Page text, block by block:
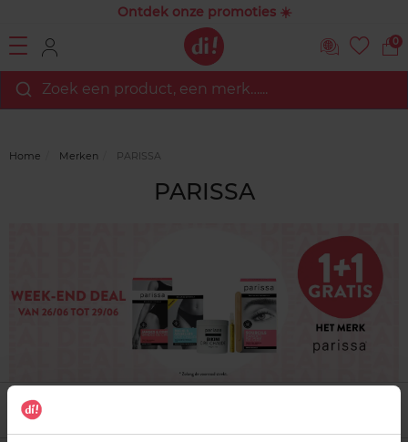
Ontdek onze promoties ☀️
0
Zoek een product, een merk…...
Home Merken PARISSA
PARISSA